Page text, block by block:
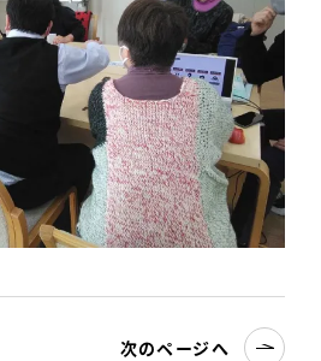
次のページへ